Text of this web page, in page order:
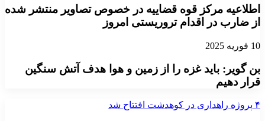
اطلاعیه مرکز قوه قضاییه در خصوص تصاویر منتشر شده
از ضارب در اقدام تروریستی امروز
10 فوریه 2025
بن گویر: باید غزه را از زمین و هوا هدف آتش سنگین
قرار دهیم
۴ پروژه راهداری در کوهدشت افتتاح شد